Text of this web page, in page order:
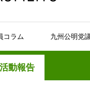
コラム 九州公明党
動報告